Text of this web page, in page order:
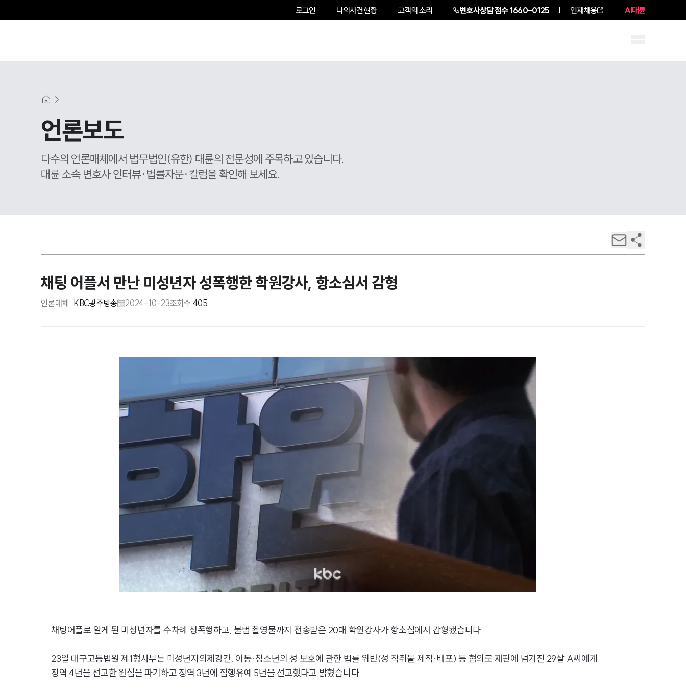
로그인 나의사건현황 고객의 소리 변호사상담 접수1660-0125 인재채용 AI대륜
언론보도
다수의 언론매체에서 법무법인(유한) 대륜의 전문성에 주목하고 있습니다.
대륜 소속 변호사 인터뷰·법률자문·칼럼을 확인해 보세요.
채팅 어플서 만난 미성년자 성폭행한 학원강사, 항소심서 감형
언론매체 KBC광주방송 2024-10-23조회수 405
채팅어플로 알게 된 미성년자를 수차례 성폭행하고, 불법 촬영물까지 전송받은 20대 학원강사가 항소심에서 감형됐습니다.
23일 대구고등법원 제1형사부는 미성년자의제강간, 아동·청소년의 성 보호에 관한 법률 위반(성 착취물 제작·배포) 등 혐의로 재판에 넘겨진 29살 A씨에게
징역 4년을 선고한 원심을 파기하고 징역 3년에 집행유예 5년을 선고했다고 밝혔습니다.